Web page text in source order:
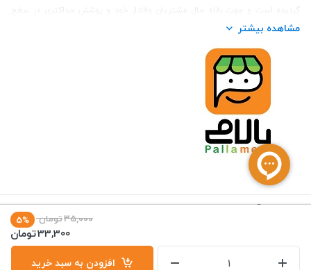
35,000تومان 5%
33,300تومان
افزودن به سبد خرید
گردیده است و جهت رفاه حال مشتریان وفادار خود و پوشش حداکثری در سطح
استان یزد و همچنین مشتریان سطح کشور، فروشگاه اینترنتی پالامی را راه اندازی
نموده است. هدف فروشگاه اینترنتی پالامی فراهم نمودن یک خرید اینترنتی
مطمئن، با کالاهای متنوع، باکیفیت و دارای قیمت مناسب می باشد که مشتری
بتواند در مدت زمان کوتاه کالاهای خود را سفارش داده و در زمان مورد نظر خود
تحویل بگیرد و در صورت وجود عدم تطابق سفارش و کالای تحویل شده ضمانت
بازگشت کالا هم داشته باشد. سابقه درخشان در فروش حضوری و جذب مشتریان و
انعقاد قرارداد با ارگان های دولتی و خصوصی از افتخارات این مجموعه می باشد.
یکی از مهم‌ترین دغدغه‌های کاربران خرید اینترنتی، این است که کالای خریداری
شده در زمان مورد نظر آنها بدستشان برسد، لذا فروشگاه اینترنتی پالامی این
قابلیت را دارد تا علاوه بر روش تعیین روز و ساعت تحویل سفارش به مشتری،
روش ارسال فوری ( تحویل کمتر از 1 ساعت) را نیز در سطح استان یزد ارائه دهد.
ارسال کالا جهت مشتریان خارج از استان یزد در حال حاضر از طریق پست انجام
می پذیرد.
مشتریان عزیز می توانند در تمامی روزهای هفته و تمامی شبانه روز سفارش خود
مشاهده بیشتر
© تمامی حقوق این سایت متعلق بهفروشگاه اینترنتی پالامیمی باشد.